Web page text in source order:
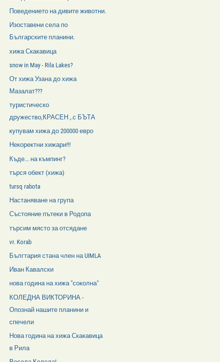
Поведението на дивите животни.
Изоставени села по
Българските планини.
хижа Скакавица
snow in May - Rila Lakes?
От хижа Узана до хижа
Мазалат???
туристическо
дружество,КРАСЕН ,.с БЪТА
купувам хижа до 200000 евро
Некоректни хижари!!!
Къде... на къмпинг?
търся обект (хижа)
tursq rabota
Настаняване на група
Състояние пътеки в Родопа
търсим място за отсядане
vr. Korab
Бългтария стана член на UIMLA
Иван Кавалски
нова година на хижа "соколна"
КОЛЕДНА ВИКТОРИНА -
Опознай нашите планини и
спечели
Нова година на хижа Скакавица
в Рила